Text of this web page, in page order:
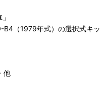
（1979年式）の選択式キッ
他